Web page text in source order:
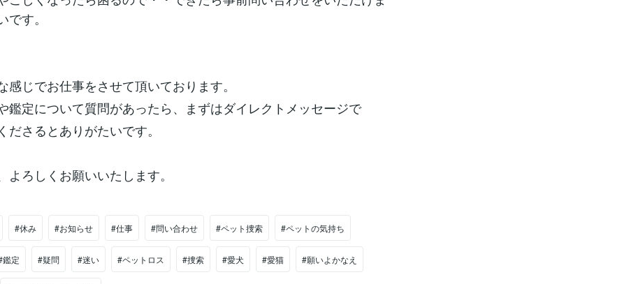
です。
感じでお仕事をさせて頂いております。
鑑定について質問があったら、まずはダイレクトメッセージで
ださるとありがたいです。
よろしくお願いいたします。
#休み #お知らせ #仕事 #問い合わせ #ペット捜索 #ペットの気持ち
鑑定 #疑問 #迷い #ペットロス #捜索 #愛犬 #愛猫 #願いよかなえ